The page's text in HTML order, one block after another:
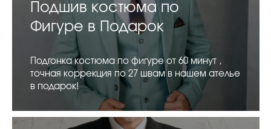
Подшив костюма по
Фигуре в Подарок
Подгонка костюма по фигуре от 60 минут ,
точная коррекция по 27 швам в нашем ателье
в подарок!